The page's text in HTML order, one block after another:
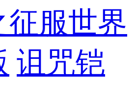
征服世界
诅咒铠